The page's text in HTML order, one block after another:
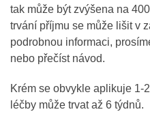
tak může být zvýšena na
trvání příjmu se může lišit v
podrobnou informaci,
nebo přečíst návod.
Krém se obvykle aplikuje 1-
léčby může trvat až 6 týdnů.